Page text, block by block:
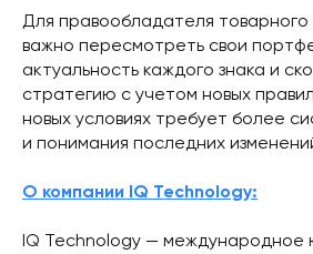
Для правообладателя товарного
важно пересмотреть свои
актуальность каждого знака и
стратегию с учетом новых
новых условиях требует более
и понимания последних
О компании IQ Technology:
IQ Technology — международное